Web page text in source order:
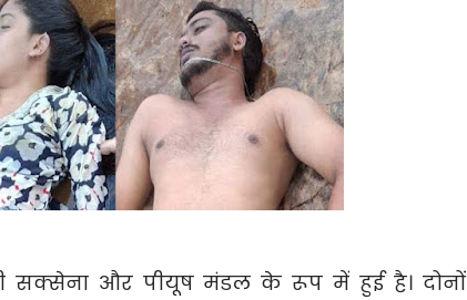
सक्सेना और पीयूष मंडल के रूप में हुई है। दोनों